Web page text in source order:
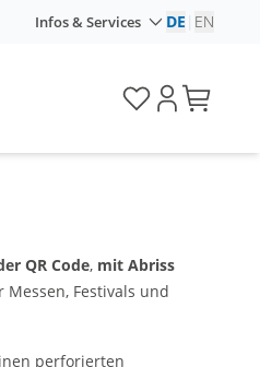
Infos & Services DE EN
QR Code, mit Abriss
Festivals und
perforierten